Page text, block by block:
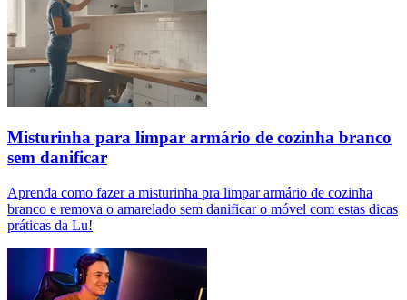
Misturinha para limpar armário de cozinha branco
sem danificar
Aprenda como fazer a misturinha pra limpar armário de cozinha
branco e remova o amarelado sem danificar o móvel com estas dicas
práticas da Lu!